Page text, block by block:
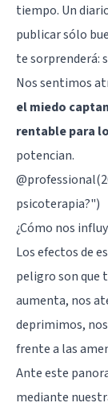
tiempo. Un
publicar sólo
te sorprenderá:
Nos sentimos
el miedo
rentable para
potencian.
psicoterapia?")
¿Cómo nos
Los efectos de
peligro son que
aumenta, nos
deprimimos,
frente a las
Ante este
mediante